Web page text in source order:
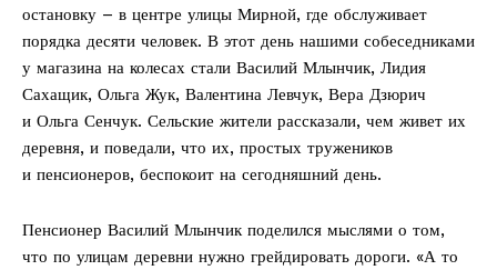
остановку – в центре улицы Мирной, где обслуживает
порядка десяти человек. В этот день нашими собеседниками
у магазина на колесах стали Василий Млынчик, Лидия
Сахащик, Ольга Жук, Валентина Левчук, Вера Дзюрич
и Ольга Сенчук. Сельские жители рассказали, чем живет их
деревня, и поведали, что их, простых тружеников
и пенсионеров, беспокоит на сегодняшний день.
Пенсионер Василий Млынчик поделился мыслями о том,
что по улицам деревни нужно грейдировать дороги. «А то